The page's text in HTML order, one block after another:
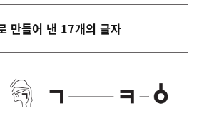
만들어 낸 17개의 글자